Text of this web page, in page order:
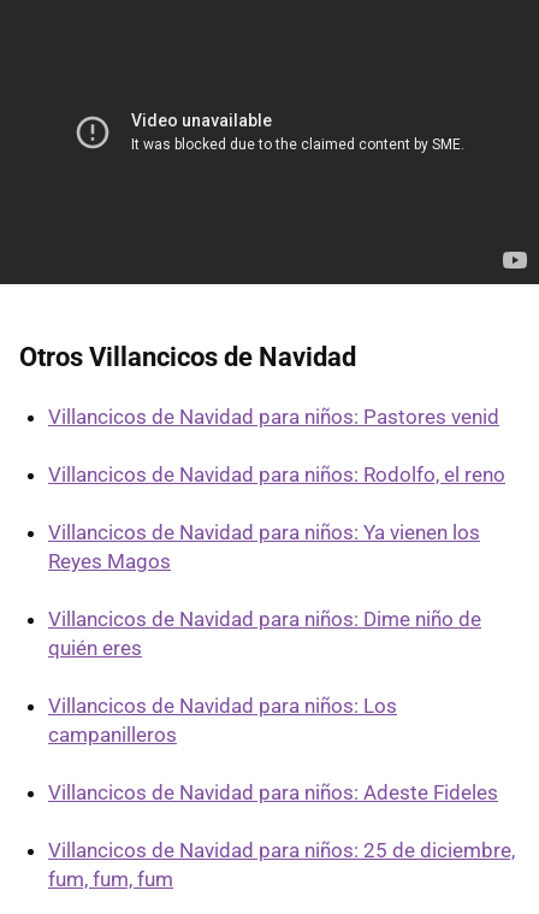
Otros Villancicos de Navidad
Villancicos de Navidad para niños: Pastores venid
Villancicos de Navidad para niños: Rodolfo, el reno
Villancicos de Navidad para niños: Ya vienen los
Reyes Magos
Villancicos de Navidad para niños: Dime niño de
quién eres
Villancicos de Navidad para niños: Los
campanilleros
Villancicos de Navidad para niños: Adeste Fideles
Villancicos de Navidad para niños: 25 de diciembre,
fum, fum, fum